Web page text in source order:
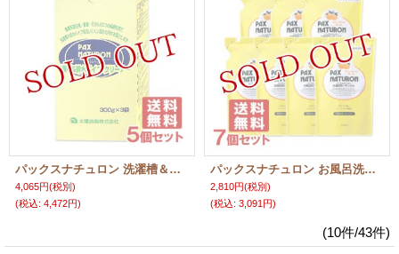
パックスナチュロン 洗濯槽＆パイプクリーナー 300g×3袋×5個セット PAX NATURON 太陽油脂【送料無料】
4,065円(税別)
(税込: 4,472円)
パックスナチュロン お風呂洗いせっけん（泡スプレー） 詰替用 450ml×7個セット PAX NATURON 太陽油脂 【送料無料】
2,810円(税別)
(税込: 3,091円)
(10件/43件)